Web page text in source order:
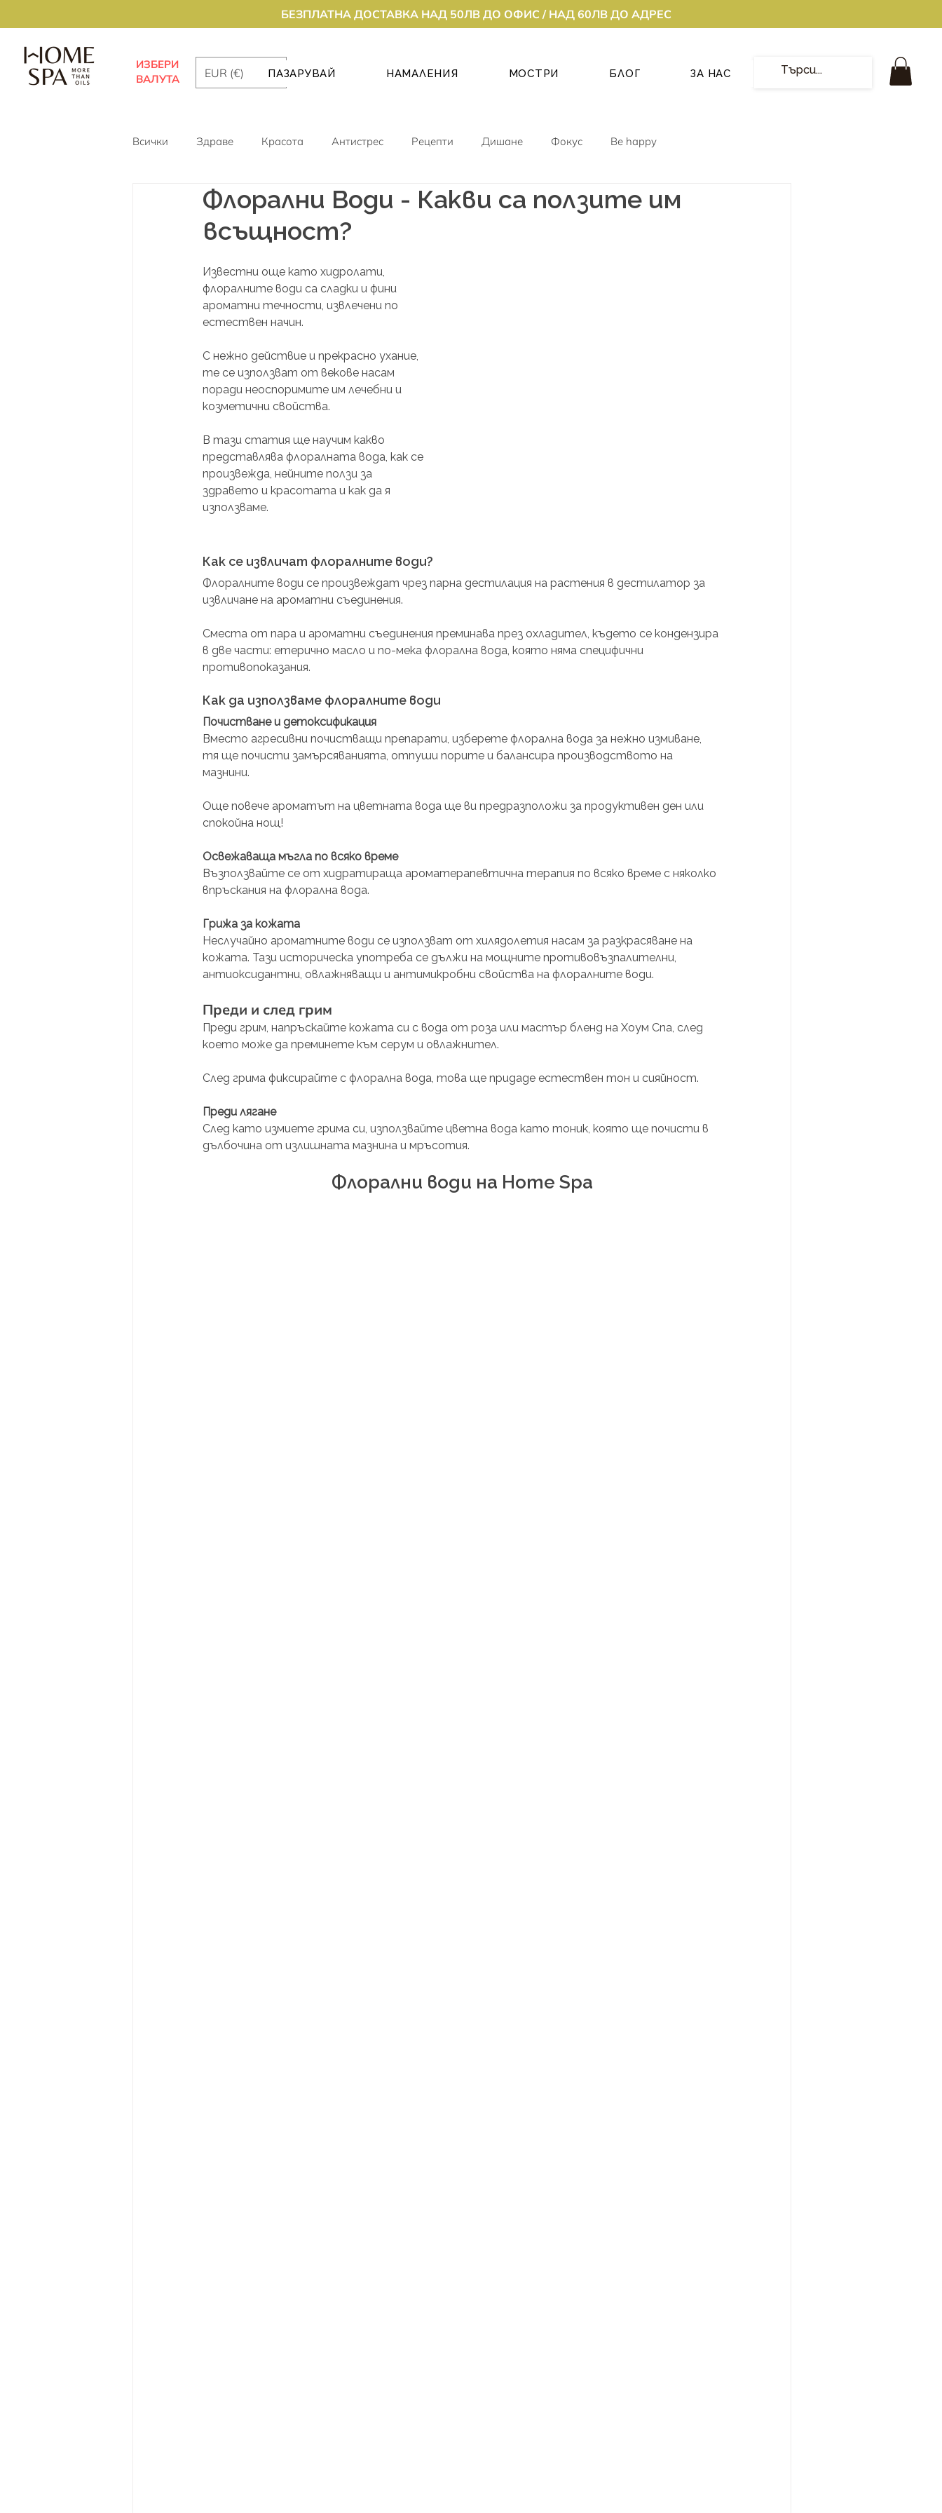
ПАЗАРУВАЙ НАМАЛЕНИЯ МОСТРИ БЛОГ ЗА НАС
БЕЗПЛАТНА ДОСТАВКА НАД 50ЛВ ДО ОФИС / НАД 60ЛВ ДО АДРЕС
ИЗБЕРИ
ВАЛУТА
EUR (€)
Всички Здраве Красота Антистрес Рецепти Дишане Фокус Be happy
Флорални Води - Какви са ползите им
всъщност?
Известни още като хидролати,
флоралните води са сладки и фини
ароматни течности, извлечени по
естествен начин.
С нежно действие и прекрасно ухание,
те се използват от векове насам
поради неоспоримите им лечебни и
козметични свойства.
В тази статия ще научим какво
представлява флоралната вода, как се
произвежда, нейните ползи за
здравето и красотата и как да я
използваме.
Как се извличат флоралните води?
Флоралните води се произвеждат чрез парна дестилация на растения в дестилатор за
извличане на ароматни съединения.
Сместа от пара и ароматни съединения преминава през охладител, където се кондензира
в две части: етерично масло и по-мека флорална вода, която няма специфични
противопоказания.
Как да използваме флоралните води
Почистване и детоксификация
Вместо агресивни почистващи препарати, изберете флорална вода за нежно измиване,
тя ще почисти замърсяванията, отпуши порите и балансира производството на
мазнини.
Още повече ароматът на цветната вода ще ви предразположи за продуктивен ден или
спокойна нощ!
Освежаваща мъгла по всяко времe
Възползвайте се от хидратираща ароматерапевтична терапия по всяко време с няколко
впръскания на флорална вода.
Грижа за кожата
Неслучайно ароматните води се използват от хилядолетия насам за разкрасяване на
кожата. Тази историческа употреба се дължи на мощните противовъзпалителни,
антиоксидантни, овлажняващи и антимикробни свойства на флоралните води.
Преди и след грим
Преди грим, напръскайте кожата си с вода от роза или мастър бленд на Хоум Спа, след
което може да преминете към серум и овлажнител.
След грима фиксирайте с флорална вода, това ще придаде естествен тон и сияйност.
Преди лягане
След като измиете грима си, използвайте цветна вода като тоник, която ще почисти в
дълбочина от излишната мазнина и мръсотия.
Флорални води на Home Spa